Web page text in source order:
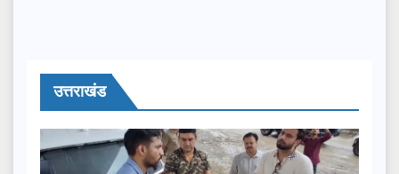
उत्तराखंड